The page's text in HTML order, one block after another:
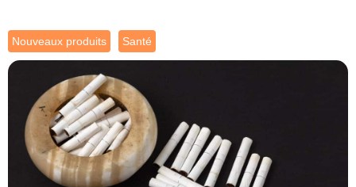
Nouveaux produits Santé